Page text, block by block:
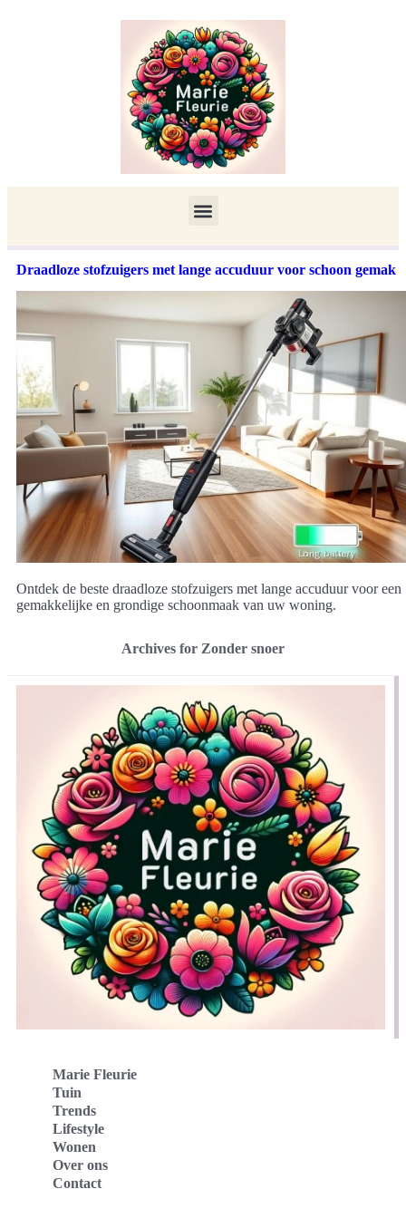
Draadloze stofzuigers met lange accuduur voor schoon gemak
Ontdek de beste draadloze stofzuigers met lange accuduur voor een
gemakkelijke en grondige schoonmaak van uw woning.
Archives for Zonder snoer
Marie Fleurie
Tuin
Trends
Lifestyle
Wonen
Over ons
Contact